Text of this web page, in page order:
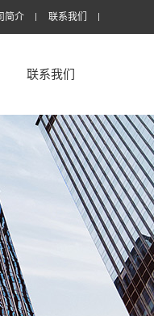
简介 联系我们
联系我们